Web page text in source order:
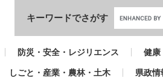
本文へ
キーワードでさがす
防災・安全・レジリエンス 健康
しごと・産業・農林・土木 県政情